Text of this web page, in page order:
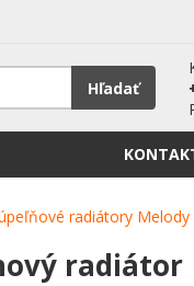
Hľadať
radiátory Melody
radiátor